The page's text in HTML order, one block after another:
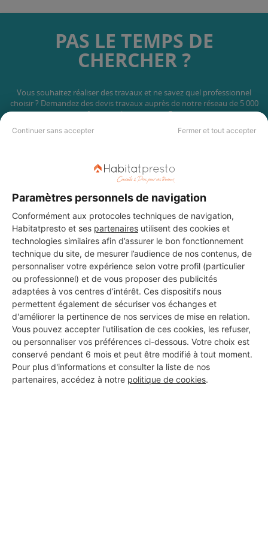
Continuer sans accepter Fermer et tout accepter
Paramètres personnels de navigation
Conformément aux protocoles techniques de navigation,
Habitatpresto et ses partenaires utilisent des cookies et
technologies similaires afin d’assurer le bon fonctionnement
technique du site, de mesurer l’audience de nos contenus, de
personnaliser votre expérience selon votre profil (particulier
ou professionnel) et de vous proposer des publicités
adaptées à vos centres d’intérêt. Ces dispositifs nous
permettent également de sécuriser vos échanges et
d'améliorer la pertinence de nos services de mise en relation.
Vous pouvez accepter l'utilisation de ces cookies, les refuser,
ou personnaliser vos préférences ci-dessous. Votre choix est
conservé pendant 6 mois et peut être modifié à tout moment.
Pour plus d'informations et consulter la liste de nos
partenaires, accédez à notre politique de cookies.
PAS LE TEMPS DE
CHERCHER ?
Vous souhaitez réaliser des travaux et ne savez quel professionnel
choisir ? Demandez des devis travaux auprès de notre réseau de 5 000
professionnels partout en France.
DEMANDER UN DEVIS